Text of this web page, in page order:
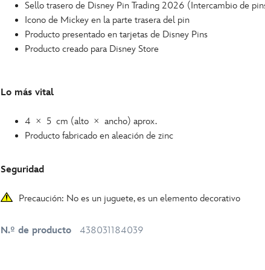
Sello trasero de Disney Pin Trading 2026 (Intercambio de
Icono de Mickey en la parte trasera del pin
Producto presentado en tarjetas de Disney Pins
Producto creado para Disney Store
Lo más vital
4 × 5 cm (alto × ancho) aprox.
Producto fabricado en aleación de zinc
Seguridad
Precaución: No es un juguete, es un elemento decorativo
N.º de producto 438031184039